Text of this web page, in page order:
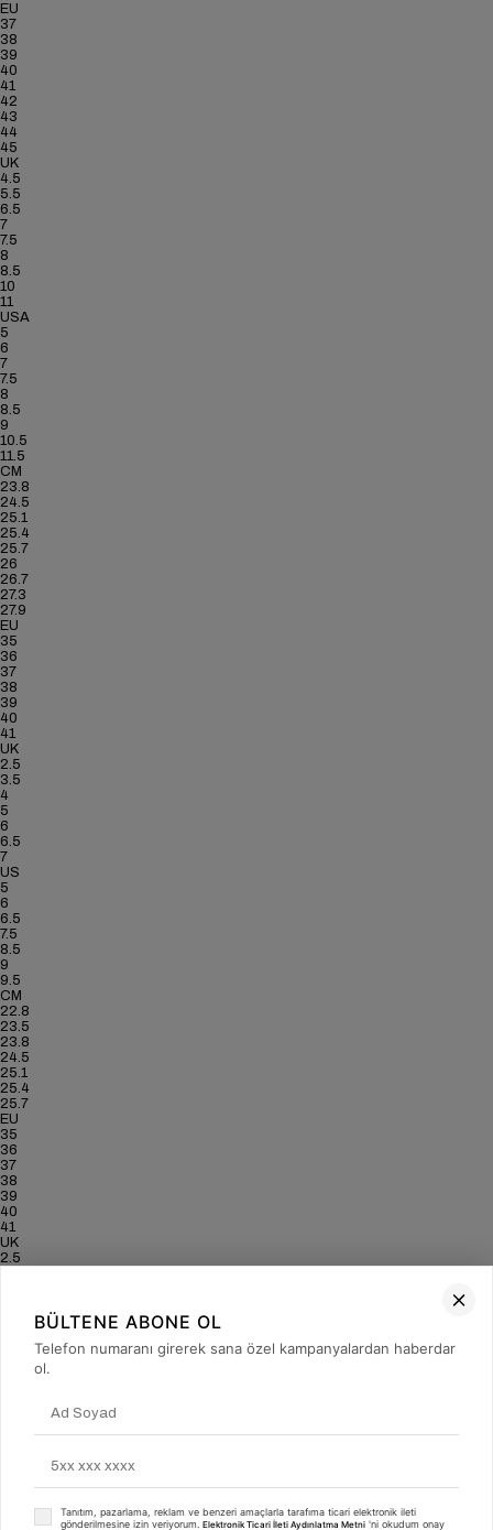
EU
37
38
39
40
41
42
43
44
45
UK
4.5
5.5
6.5
7
7.5
8
8.5
10
11
USA
5
6
7
7.5
8
8.5
9
10.5
11.5
CM
23.8
24.5
25.1
25.4
25.7
26
26.7
27.3
27.9
EU
35
36
37
38
39
40
41
UK
2.5
3.5
4
5
6
6.5
7
US
5
6
6.5
7.5
8.5
9
9.5
CM
22.8
23.5
23.8
24.5
25.1
25.4
25.7
EU
35
36
37
38
39
40
41
UK
2.5
BÜLTENE ABONE OL
Telefon numaranı girerek sana özel kampanyalardan haberdar
ol.
Tanıtım, pazarlama, reklam ve benzeri amaçlarla tarafıma ticari elektronik ileti
gönderilmesine izin veriyorum. Elektronik Ticari İleti Aydınlatma Metni 'ni okudum onay